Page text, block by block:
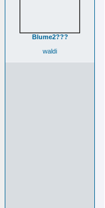
Blume2???
waldi